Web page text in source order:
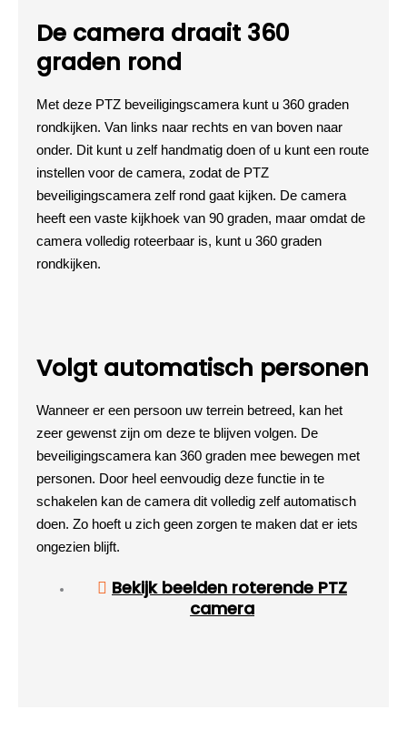
De camera draait 360
graden rond
Met deze PTZ beveiligingscamera kunt u 360 graden
rondkijken. Van links naar rechts en van boven naar
onder. Dit kunt u zelf handmatig doen of u kunt een route
instellen voor de camera, zodat de PTZ
beveiligingscamera zelf rond gaat kijken. De camera
heeft een vaste kijkhoek van 90 graden, maar omdat de
camera volledig roteerbaar is, kunt u 360 graden
rondkijken.
Volgt automatisch personen
Wanneer er een persoon uw terrein betreed, kan het
zeer gewenst zijn om deze te blijven volgen. De
beveiligingscamera kan 360 graden mee bewegen met
personen. Door heel eenvoudig deze functie in te
schakelen kan de camera dit volledig zelf automatisch
doen. Zo hoeft u zich geen zorgen te maken dat er iets
ongezien blijft.
Bekijk beelden roterende PTZ
camera